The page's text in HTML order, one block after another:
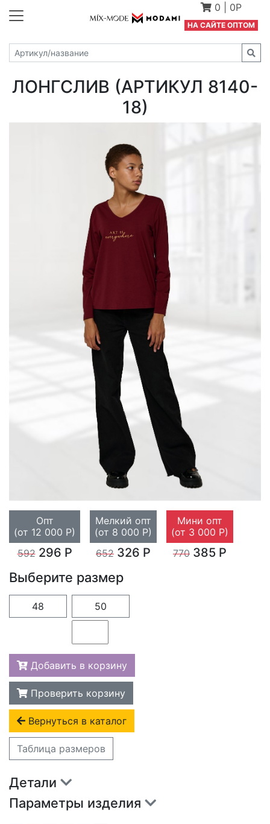
0 0Р
НА САЙТЕ ОПТОМ
ЛОНГСЛИВ (АРТИКУЛ 8140-
18)
Опт
(от 12 000 Р)
592296 Р
Мелкий опт
(от 8 000 Р)
652 326 Р
Мини опт
(от 3 000 Р)
770 385 Р
Выберите размер
48 50
Добавить в корзину
Проверить корзину
Вернуться в каталог
Таблица размеров
Детали
Параметры изделия